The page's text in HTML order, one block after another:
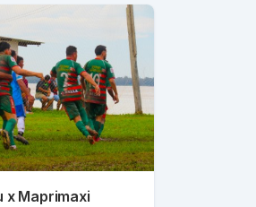
x Maprimaxi